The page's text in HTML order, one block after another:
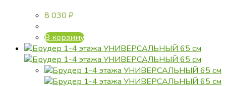
8 030 ₽
В корзину